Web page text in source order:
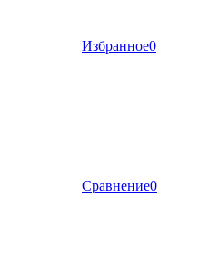
Избранное0
Сравнение0